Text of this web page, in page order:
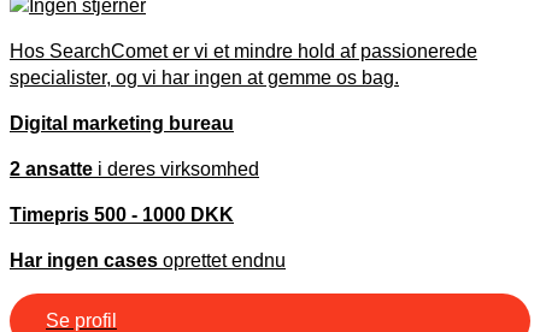
Hos SearchComet er vi et mindre hold af passionerede
specialister, og vi har ingen at gemme os bag.
Digital marketing bureau
2 ansatte i deres virksomhed
Timepris 500 - 1000 DKK
Har ingen cases oprettet endnu
Se profil